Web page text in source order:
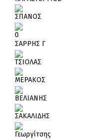
ΣΠΑΝΟΣ
0
ΣΑΡΡΗΣ Γ
ΤΣΙΟΛΑΣ
ΜΕΡΑΚΟΣ
ΒΕΛΙΑΝΗΣ
ΣΑΚΑΛΙΔΗΣ
Γεωργίτσης